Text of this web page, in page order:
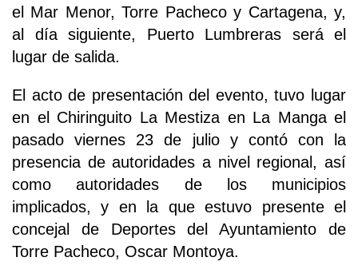
el Mar Menor, Torre Pacheco y Cartagena, y,
al día siguiente, Puerto Lumbreras será el
lugar de salida.
El acto de presentación del evento, tuvo lugar
en el Chiringuito La Mestiza en La Manga el
pasado viernes 23 de julio y contó con la
presencia de autoridades a nivel regional, así
como autoridades de los municipios
implicados, y en la que estuvo presente el
concejal de Deportes del Ayuntamiento de
Torre Pacheco, Oscar Montoya.